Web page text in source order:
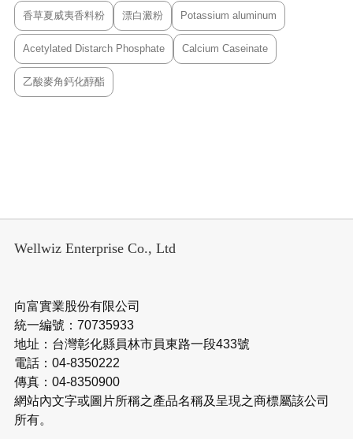
香草夏威夷香料粉 漂白澱粉 Potassium aluminum
Acetylated Distarch Phosphate Calcium Caseinate
乙酸麥角鈣化醇酯
Wellwiz Enterprise Co., Ltd
向富實業股份有限公司
統一編號：70735933
地址：台灣彰化縣員林市員東路一段433號
電話：04-8350222
傳真：04-8350900
網站內文字或圖片所稱之產品名稱及呈現之商標屬該公司
所有。